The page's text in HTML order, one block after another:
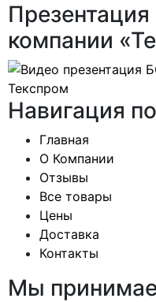
компании
Навигация
Главная
О Компании
Отзывы
Все товары
Цены
Доставка
Контакты
Мы